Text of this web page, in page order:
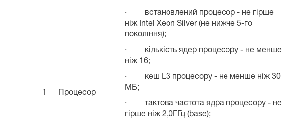
Процесор
· встановлений процесор - не гірше
ніж Intel Xeon Silver (не нижче 5-го
покоління);
· кількість ядер процесору - не менше
ніж 16;
· кеш L3 процесору - не менше ніж 30
МБ;
· тактова частота ядра процесору - не
гірше ніж 2,0ГГц (base);